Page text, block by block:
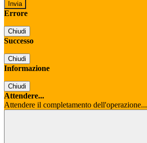
Errore
Chiudi
Successo
Chiudi
Informazione
Chiudi
Attendere...
Attendere il completamento dell'operazione...